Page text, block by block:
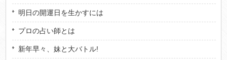
明日の開運日を生かすには
プロの占い師とは
新年早々、妹と大バトル!